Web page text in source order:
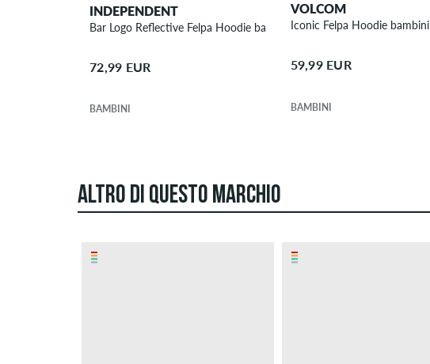
INDEPENDENT
Bar Logo Reflective Felpa Hoodie bambini
72,99 EUR
BAMBINI
VOLCOM
Iconic Felpa Hoodie bambini
59,99 EUR
BAMBINI
ALTRO DI QUESTO MARCHIO